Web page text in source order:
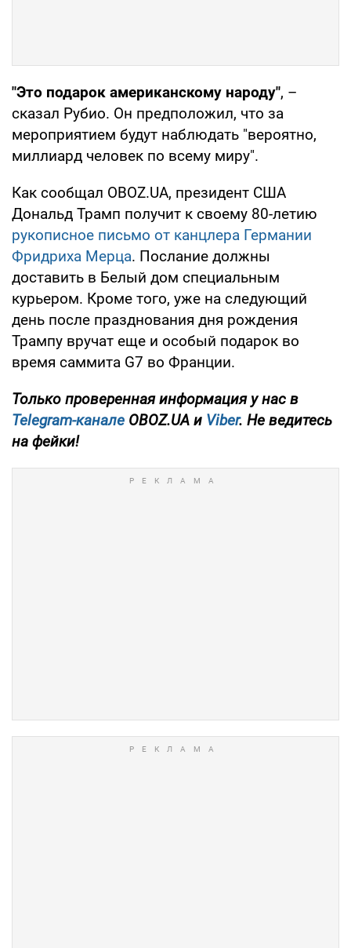
"Это подарок американскому народу", –
сказал Рубио. Он предположил, что за
мероприятием будут наблюдать "вероятно,
миллиард человек по всему миру".
Как сообщал OBOZ.UA, президент США
Дональд Трамп получит к своему 80-летию
рукописное письмо от канцлера Германии
Фридриха Мерца. Послание должны
доставить в Белый дом специальным
курьером. Кроме того, уже на следующий
день после празднования дня рождения
Трампу вручат еще и особый подарок во
время саммита G7 во Франции.
Только проверенная информация у нас в
Telegram-канале OBOZ.UA и Viber. Не ведитесь
на фейки!